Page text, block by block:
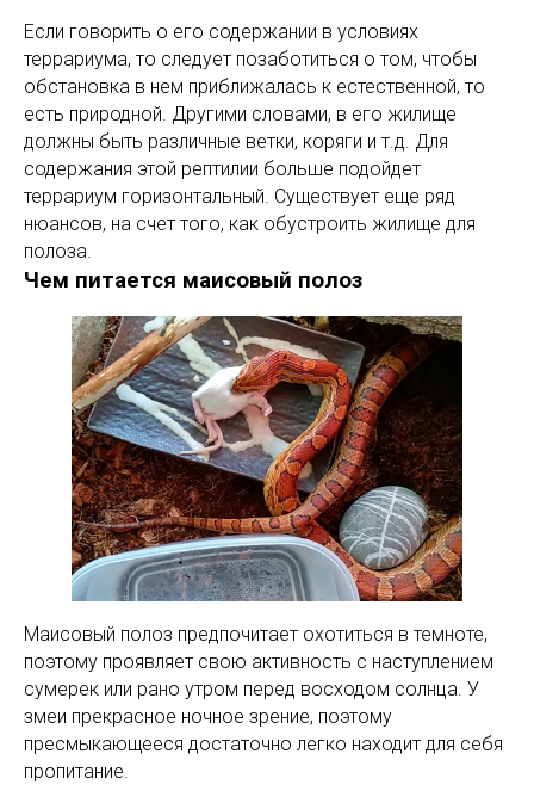
Если говорить о его содержании в условиях
террариума, то следует позаботиться о том, чтобы
обстановка в нем приближалась к естественной, то
есть природной. Другими словами, в его жилище
должны быть различные ветки, коряги и т.д. Для
содержания этой рептилии больше подойдет
террариум горизонтальный. Существует еще ряд
нюансов, на счет того, как обустроить жилище для
полоза.
Чем питается маисовый полоз
Маисовый полоз предпочитает охотиться в темноте,
поэтому проявляет свою активность с наступлением
сумерек или рано утром перед восходом солнца. У
змеи прекрасное ночное зрение, поэтому
пресмыкающееся достаточно легко находит для себя
пропитание.